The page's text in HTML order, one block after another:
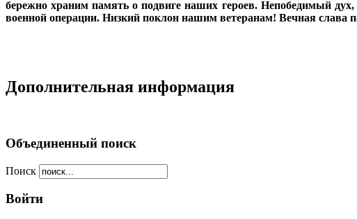
бережно храним память о подвиге наших героев. Непобедимый
военной операции. Низкий поклон нашим ветеранам! Вечная слава
Дополнительная информация
Объединенный поиск
Поиск
Войти